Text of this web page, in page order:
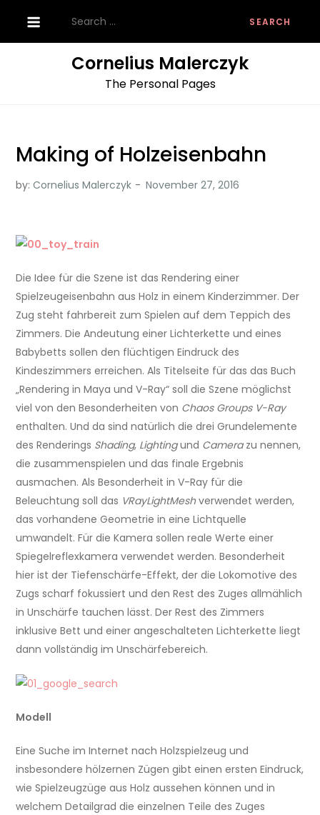
content
for:
Cornelius Malerczyk
The Personal Pages
Making of Holzeisenbahn
by:Cornelius Malerczyk
Die Idee für die Szene ist das Rendering einer
Spielzeugeisenbahn aus Holz in einem Kinderzimmer. Der
Zug steht fahrbereit zum Spielen auf dem Teppich des
Zimmers. Die Andeutung einer Lichterkette und eines
Babybetts sollen den flüchtigen Eindruck des
Kindeszimmers erreichen. Als Titelseite für das das Buch
„Rendering in Maya und V-Ray“ soll die Szene möglichst
viel von den Besonderheiten von Chaos Groups V-Ray
enthalten. Und da sind natürlich die drei Grundelemente
des Renderings Shading, Lightingund Camerazu nennen,
die zusammenspielen und das finale Ergebnis
ausmachen. Als Besonderheit in V-Ray für die
Beleuchtung soll das VRayLightMeshverwendet werden,
das vorhandene Geometrie in eine Lichtquelle
umwandelt. Für die Kamera sollen reale Werte einer
Spiegelreflexkamera verwendet werden. Besonderheit
hier ist der Tiefenschärfe-Effekt, der die Lokomotive des
Zugs scharf fokussiert und den Rest des Zuges allmählich
in Unschärfe tauchen lässt. Der Rest des Zimmers
inklusive Bett und einer angeschalteten Lichterkette liegt
dann vollständig im Unschärfebereich.
Modell
Eine Suche im Internet nach Holzspielzeug und
insbesondere hölzernen Zügen gibt einen ersten Eindruck,
wie Spielzeugzüge aus Holz aussehen können und in
welchem Detailgrad die einzelnen Teile des Zuges